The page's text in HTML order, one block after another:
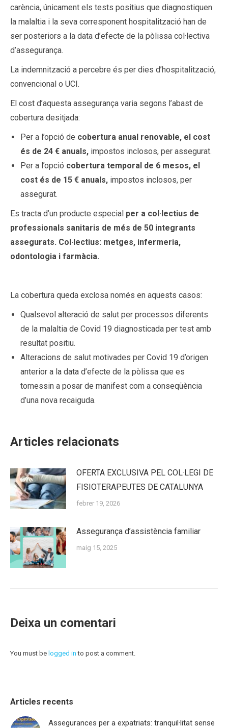
carència, únicament els tests positius que diagnostiquen
la malaltia i la seva corresponent hospitalització han de
ser posteriors a la data d’efecte de la pòlissa col·lectiva
d’assegurança.
La indemnització a percebre és per dies d’hospitalització,
convencional o UCI.
El cost d’aquesta assegurança varia segons l’abast de
cobertura desitjada:
Per a l’opció de cobertura anual renovable, el cost
és de 24 € anuals, impostos inclosos, per assegurat.
Per a l’opció cobertura temporal de 6 mesos, el
cost és de 15 € anuals, impostos inclosos, per
assegurat.
Es tracta d’un producte especial per a col·lectius de
professionals sanitaris de més de 50 integrants
assegurats. Col·lectius: metges, infermeria,
odontologia i farmàcia.
La cobertura queda exclosa només en aquests casos:
Qualsevol alteració de salut per processos diferents
de la malaltia de Covid 19 diagnosticada per test amb
resultat positiu.
Alteracions de salut motivades per Covid 19 d’origen
anterior a la data d’efecte de la pòlissa que es
tornessin a posar de manifest com a conseqüència
d’una nova recaiguda.
Articles relacionats
OFERTA EXCLUSIVA PEL COL·LEGI DE
FISIOTERAPEUTES DE CATALUNYA
febrer 19, 2026
Assegurança d’assistència familiar
maig 15, 2025
Deixa un comentari
You must be logged in to post a comment.
Articles recents
Assegurances per a expatriats: tranquil·litat sense